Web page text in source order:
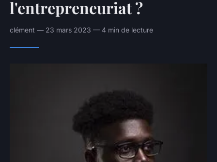
l'entrepreneuriat ?
clément — 23 mars 2023 — 4 min de lecture